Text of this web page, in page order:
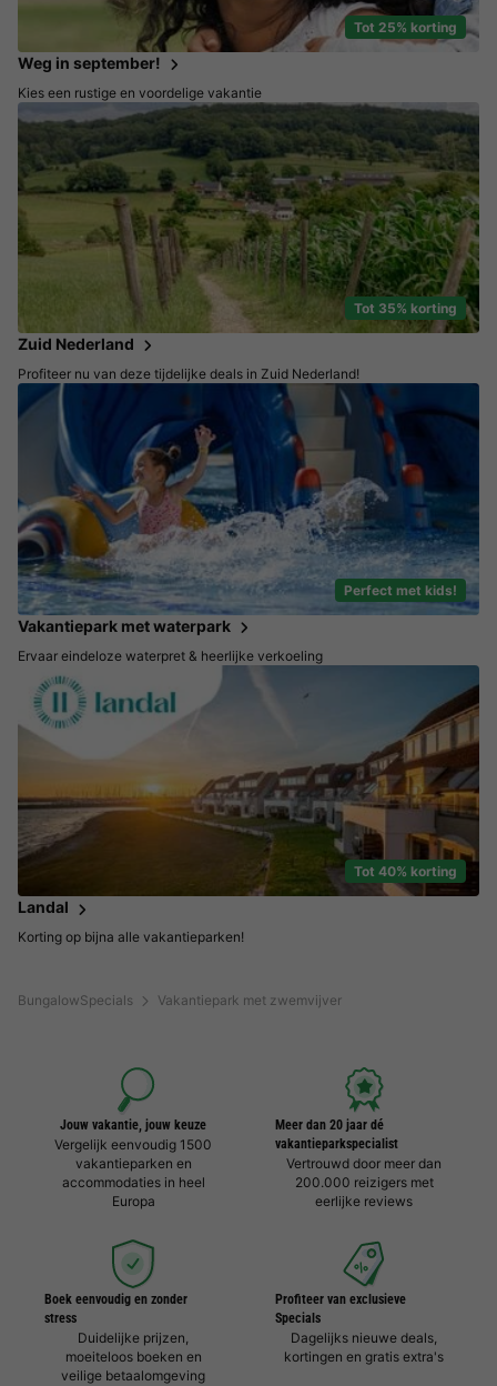
BungalowSpecials Vakantiepark met zwemvijver
Tot 25% korting
Weg in september!
Kies een rustige en voordelige vakantie
Tot 35% korting
Zuid Nederland
Profiteer nu van deze tijdelijke deals in Zuid Nederland!
Perfect met kids!
Vakantiepark met waterpark
Ervaar eindeloze waterpret & heerlijke verkoeling
Tot 40% korting
Landal
Korting op bijna alle vakantieparken!
Jouw vakantie, jouw keuze
Vergelijk eenvoudig 1500
vakantieparken en
accommodaties in heel
Europa
Meer dan 20 jaar dé
vakantieparkspecialist
Vertrouwd door meer dan
200.000 reizigers met
eerlijke reviews
Boek eenvoudig en zonder
stress
Duidelijke prijzen,
moeiteloos boeken en
veilige betaalomgeving
Profiteer van exclusieve
Specials
Dagelijks nieuwe deals,
kortingen en gratis extra's